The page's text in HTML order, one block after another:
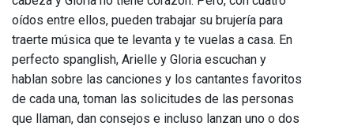
oídos entre ellos, pueden trabajar su brujería para
traerte música que te levanta y te vuelas a casa. En
perfecto spanglish, Arielle y Gloria escuchan y
hablan sobre las canciones y los cantantes favoritos
de cada una, toman las solicitudes de las personas
que llaman, dan consejos e incluso lanzan uno o dos